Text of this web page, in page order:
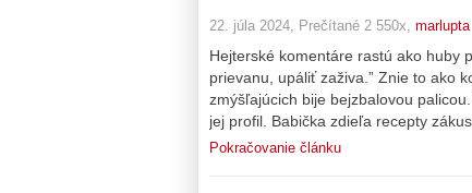
22. júla 2024, Prečítané 2 550x, marlupta
Hejterské komentáre rastú ako huby
prievanu, upáliť zaživa.” Znie to ako
zmýšľajúcich bije bejzbalovou
jej profil. Babička zdieľa recepty
Pokračovanie článku